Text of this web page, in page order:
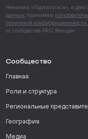
Нажимая «Подписаться», я даю
данных , принимаю
политикой конфиденциальности
от сообщества PRO Женщин.
Сообщество
Главная
Роли и структура
Региональные
География
Медиа